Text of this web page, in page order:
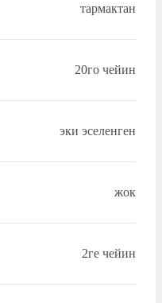
тармактан
20го чейин
эки эселенген
жок
2ге чейин